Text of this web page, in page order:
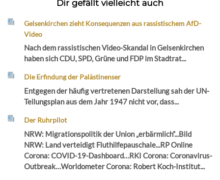
Dir gefällt vielleicht auch
Gelsenkirchen zieht Konsequenzen aus rassistischem AfD-
Video
Nach dem rassistischen Video-Skandal in Gelsenkirchen
haben sich CDU, SPD, Grüne und FDP im Stadtrat...
Die Erfindung der Palästinenser
Entgegen der häufig vertretenen Darstellung sah der UN-
Teilungsplan aus dem Jahr 1947 nicht vor, dass...
Der Ruhrpilot
NRW: Migrationspolitik der Union „erbärmlich“...Bild
NRW: Land verteidigt Fluthilfepauschale...RP Online
Corona: COVID-19-Dashboard…RKI Corona: Coronavirus-
Outbreak…Worldometer Corona: Robert Koch-Institut...